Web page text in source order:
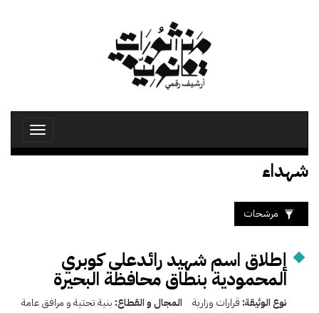
Toggle
شهداء
مرشحات
إطلاق اسم شهيد رائدعلى كوبري
المحمودية بنطاق محافظة البحيرة
نوع الوثيقة: قرارات وزارية المجال و القطاع: بنية تحتية و مرافق عامة